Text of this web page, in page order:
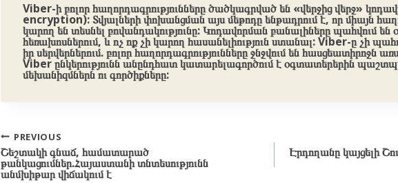
Viber-ի բոլոր հաղորդագրությունները ծածկագրված են «վերջից վերջ»
encryption): Տվյալների փոխանցման այս մեթոդը ենթադրում է, որ միայն
կարող են տեսնել բովանդակությունը: Կոդավորման բանալիները պահվում
հեռախոսներում, և ոչ ոք չի կարող հասանելիություն ստանալ: Viber-ը չի
իր սերվերներում. բոլոր հաղորդագրությունները ջնջվում են հասցեատիրոջն
Viber ընկերությունն անընդհատ կատարելագործում է օգտատերերին
մեխանիզմներն ու գործիքները:
Post
navigation
PREVIOUS
Շեշտակի գնաճ, համատարած
թանկացումներ.Հայաստանի տնտեսությունն
անմխիթար վիճակում է
Էրդողանը կայցելի